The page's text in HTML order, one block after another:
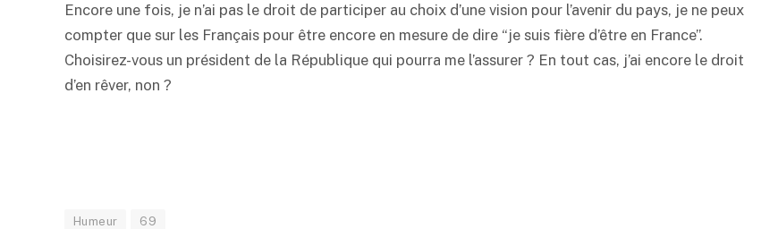
Encore une fois, je n’ai pas le droit de participer au choix d’une vision pour l’avenir du pays, je ne peux
compter que sur les Français pour être encore en mesure de dire “je suis fière d’être en France”.
Choisirez-vous un président de la République qui pourra me l’assurer ? En tout cas, j’ai encore le droit
d’en rêver, non ?
Humeur 69